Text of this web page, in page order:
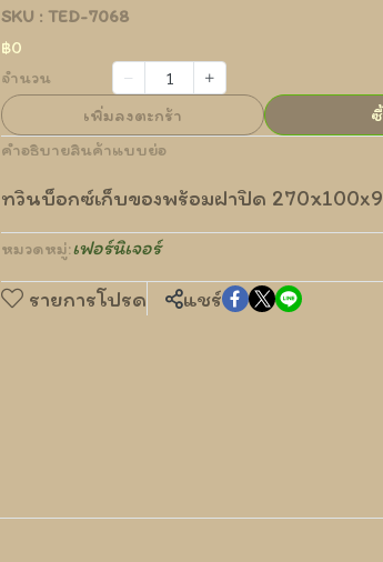
SKU : TED-7068
฿0
จำนวน
เพิ่มลงตะกร้า
คำอธิบายสินค้าแบบย่อ
ทวินบ็อกซ์เก็บของพร้อมฝาปิด
หมวดหมู่:เฟอร์นิเจอร์
รายการโปรด แชร์